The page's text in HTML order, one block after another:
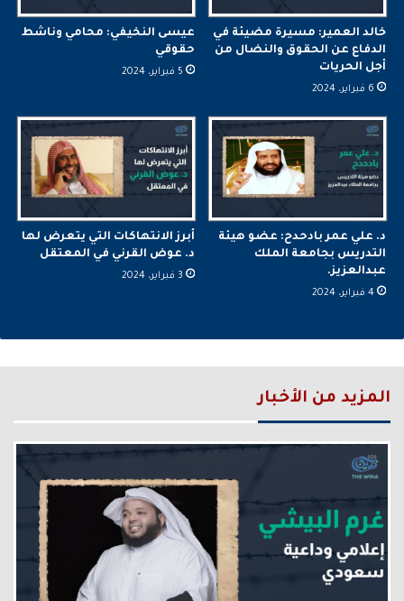
خالد العمير: مسيرة مضيئة في
الدفاع عن الحقوق والنضال من
أجل الحريات
6 فبراير، 2024
عيسى النخيفي: محامي وناشط
حقوقي
5 فبراير، 2024
د. علي عمر بادحدح: عضو هيئة
التدريس بجامعة الملك
عبدالعزيز.
4 فبراير، 2024
أبرز الانتهاكات التي يتعرض لها
د. عوض القرني في المعتقل
3 فبراير، 2024
المزيد من الأخبار